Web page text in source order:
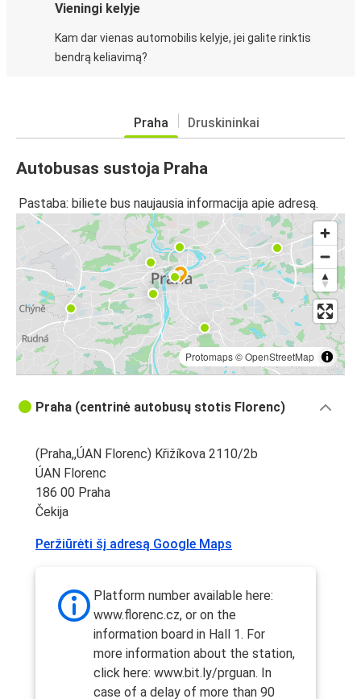
Vieningi kelyje
Kam dar vienas automobilis kelyje, jei galite rinktis
bendrą keliavimą?
Praha Druskininkai
Autobusas sustoja Praha
Pastaba: biliete bus naujausia informacija apie adresą.
Protomaps©OpenStreetMap
Praha (centrinė autobusų stotis Florenc)
(Praha,,ÚAN Florenc) Křižíkova 2110/2b
ÚAN Florenc
186 00 Praha
Čekija
Peržiūrėti šį adresą Google Maps
Platform number available here:
www.florenc.cz, or on the
information board in Hall 1. For
more information about the station,
click here: www.bit.ly/prguan. In
case of a delay of more than 90